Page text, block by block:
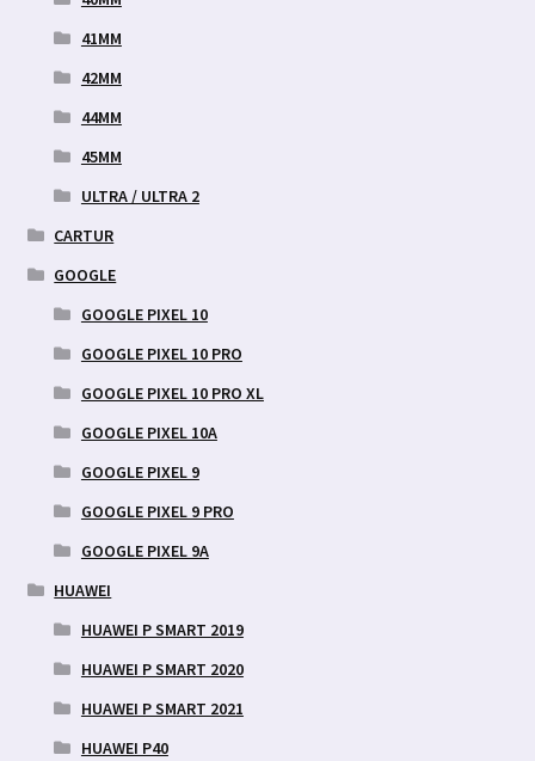
41MM
42MM
44MM
45MM
ULTRA / ULTRA 2
CARTUR
GOOGLE
GOOGLE PIXEL 10
GOOGLE PIXEL 10 PRO
GOOGLE PIXEL 10 PRO XL
GOOGLE PIXEL 10A
GOOGLE PIXEL 9
GOOGLE PIXEL 9 PRO
GOOGLE PIXEL 9A
HUAWEI
HUAWEI P SMART 2019
HUAWEI P SMART 2020
HUAWEI P SMART 2021
HUAWEI P40